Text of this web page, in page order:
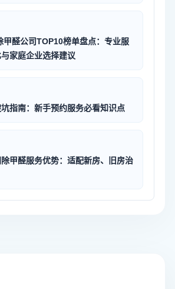
甲醛公司TOP10榜单盘点：专业服
家庭企业选择建议
坑指南：新手预约服务必看知识点
甲醛服务优势：适配新房、旧房治